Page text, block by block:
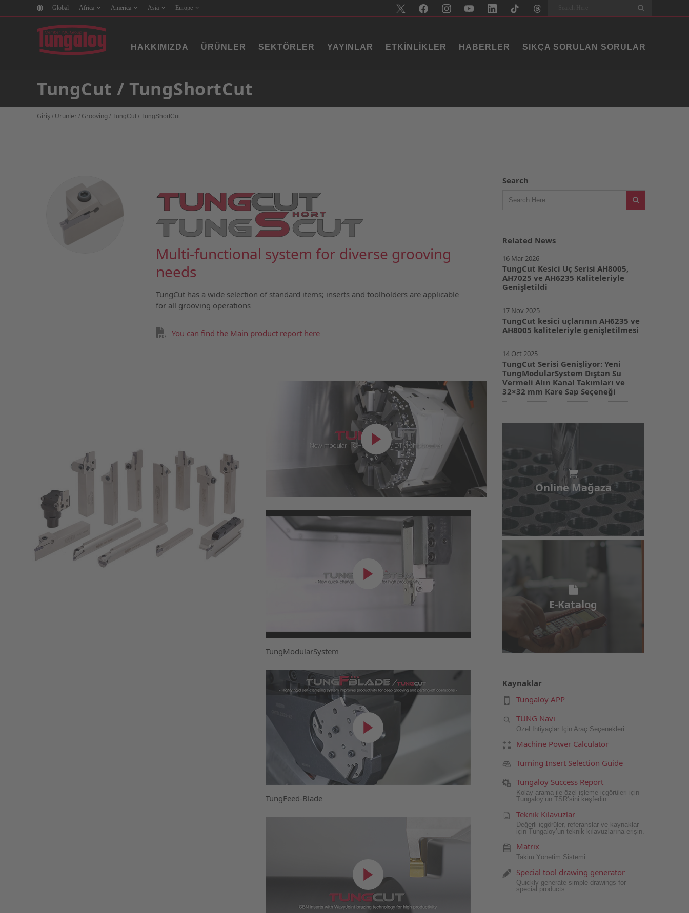
Global Africa America Asia Europe
HAKKIMIZDA ÜRÜNLER SEKTÖRLER YAYINLAR ETKINLIKLER HABERLER SIKÇA SORULAN SORULAR
TungCut / TungShortCut
Giriş / Ürünler / Grooving / TungCut / TungShortCut
Multi-functional system for diverse grooving
needs
TungCut has a wide selection of standard items; inserts and toolholders are applicable
for all grooving operations
You can find the Main product report here
TungModularSystem
TungFeed-Blade
Search
Related News
16 Mar 2026
TungCut Kesici Uç Serisi AH8005,
AH7025 ve AH6235 Kaliteleriyle
Genişletildi
17 Nov 2025
TungCut kesici uçlarının AH6235 ve
AH8005 kaliteleriyle genişletilmesi
14 Oct 2025
TungCut Serisi Genişliyor: Yeni
TungModularSystem Dıştan Su
Vermeli Alın Kanal Takımları ve
32×32 mm Kare Sap Seçeneği
Online Mağaza
Online Mağaza
E-Katalog
Kaynaklar
Tungaloy APP
TUNG Navi
Özel Ihtiyaçlar Için Araç Seçenekleri
Machine Power Calculator
Turning Insert Selection Guide
Tungaloy Success Report
Kolay arama ile özel işleme içgörüleri için
Tungaloy’un TSR’sini keşfedin
Teknik Kılavuzlar
Değerli içgörüler, referanslar ve kaynaklar
için Tungaloy’un teknik kılavuzlarına erişin.
Matrix
Takim Yönetim Sistemi
Special tool drawing generator
Quickly generate simple drawings for
special products.